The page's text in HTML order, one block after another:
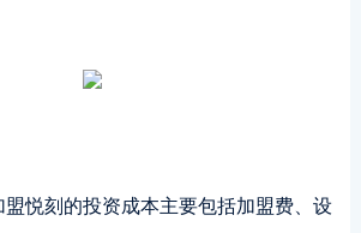
盟悦刻的投资成本主要包括加盟费、设